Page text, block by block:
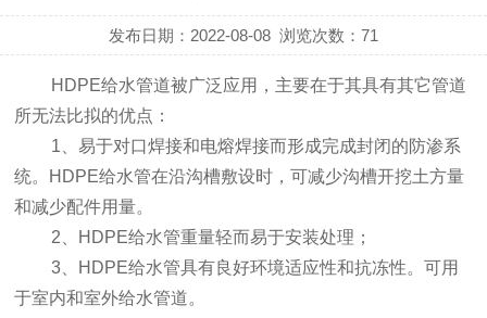
发布日期：2022-08-08 浏览次数：71
HDPE给水管道被广泛应用，主要在于其具有其它管道
所无法比拟的优点：
1、易于对口焊接和电熔焊接而形成完成封闭的防渗系
统。HDPE给水管在沿沟槽敷设时，可减少沟槽开挖土方量
和减少配件用量。
2、HDPE给水管重量轻而易于安装处理；
3、HDPE给水管具有良好环境适应性和抗冻性。可用
于室内和室外给水管道。